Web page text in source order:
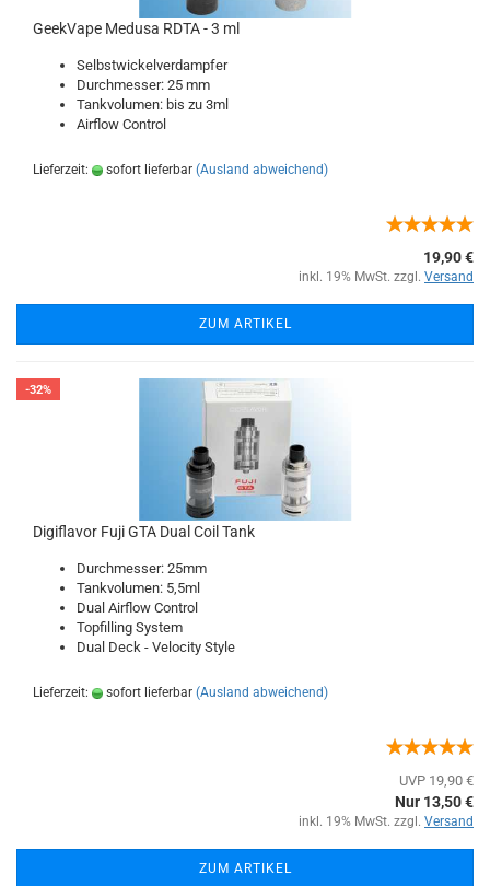
GeekVape Medusa RDTA - 3 ml
Selbstwickelverdampfer
Durchmesser: 25 mm
Tankvolumen: bis zu 3ml
Airflow Control
Lieferzeit: sofort lieferbar (Ausland abweichend)
19,90 €
inkl. 19% MwSt. zzgl. Versand
ZUM ARTIKEL
-32%
Digiflavor Fuji GTA Dual Coil Tank
Durchmesser: 25mm
Tankvolumen: 5,5ml
Dual Airflow Control
Topfilling System
Dual Deck - Velocity Style
Lieferzeit: sofort lieferbar (Ausland abweichend)
UVP 19,90 €
Nur 13,50 €
inkl. 19% MwSt. zzgl. Versand
ZUM ARTIKEL